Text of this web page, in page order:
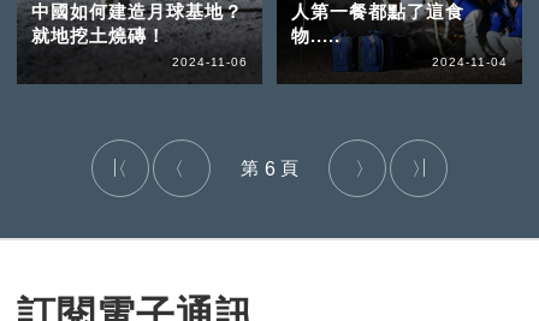
中國如何建造月球基地？
就地挖土燒磚！
2024-11-06
人第一餐都點了這食
物.....
2024-11-04
6